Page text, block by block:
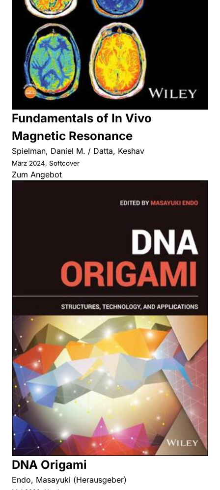
Fundamentals of In Vivo
Magnetic Resonance
Spielman, Daniel M. / Datta, Keshav
März 2024, Softcover
Zum Angebot
DNA Origami
Endo, Masayuki (Herausgeber)